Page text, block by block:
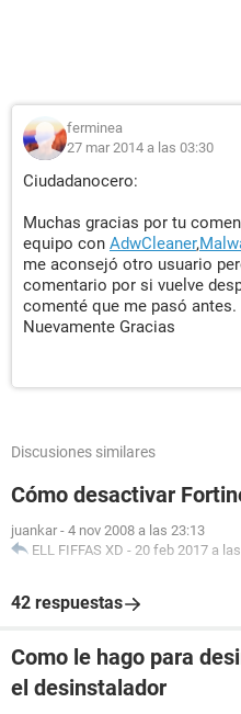
ferminea
27 mar 2014 a las 03:30
Ciudadanocero:
Muchas gracias por tu
equipo con AdwCleaner,
me aconsejó otro usuario
comentario por si vuelve
comenté que me pasó antes.
Nuevamente Gracias
Discusiones similares
Cómo desactivar
juankar - 4 nov 2008 a las 23:13
ELL FIFFAS XD - 20 feb 2017 a
42 respuestas
Como le hago para
el desinstalador